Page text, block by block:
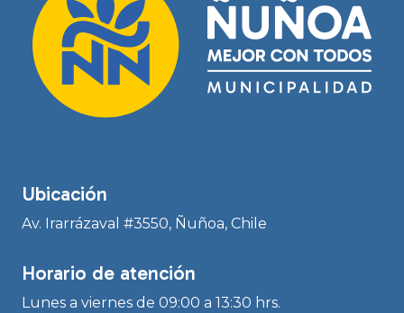
Ubicación
Av. Irarrázaval #3550, Ñuñoa, Chile
Horario de atención
Lunes a viernes de 09:00 a 13:30 hrs.